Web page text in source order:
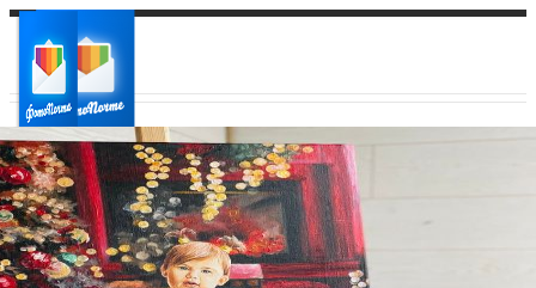
Ваш город:
Ваш регион доставки